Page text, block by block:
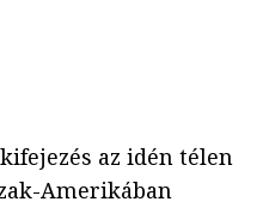
az idén télen
Amerikában